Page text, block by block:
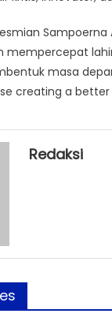
mempercepat
masa
creating a better
Redaksi